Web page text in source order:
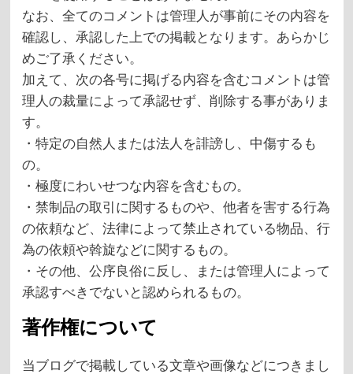
なお、全てのコメントは管理人が事前にその内容を
確認し、承認した上での掲載となります。あらかじ
めご了承ください。
加えて、次の各号に掲げる内容を含むコメントは管
理人の裁量によって承認せず、削除する事がありま
す。
・特定の自然人または法人を誹謗し、中傷するも
の。
・極度にわいせつな内容を含むもの。
・禁制品の取引に関するものや、他者を害する行為
の依頼など、法律によって禁止されている物品、行
為の依頼や斡旋などに関するもの。
・その他、公序良俗に反し、または管理人によって
承認すべきでないと認められるもの。
著作権について
当ブログで掲載している文章や画像などにつきまし